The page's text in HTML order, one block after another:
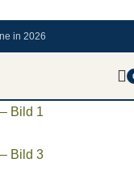
in 2026